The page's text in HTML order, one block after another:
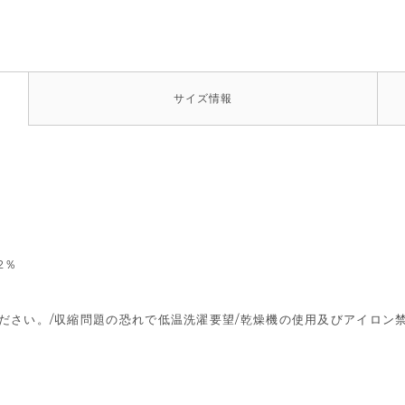
サイズ情報
さい。/収縮問題の恐れで低温洗濯要望/乾燥機の使用及びアイロン禁